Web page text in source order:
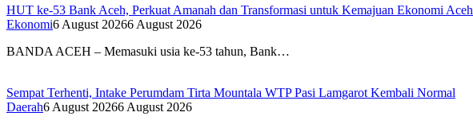
HUT ke-53 Bank Aceh, Perkuat Amanah dan Transformasi untuk Kemajuan Ekonomi Aceh
Ekonomi6 August 20266 August 2026
BANDA ACEH – Memasuki usia ke-53 tahun, Bank…
Sempat Terhenti, Intake Perumdam Tirta Mountala WTP Pasi Lamgarot Kembali Normal
Daerah6 August 20266 August 2026